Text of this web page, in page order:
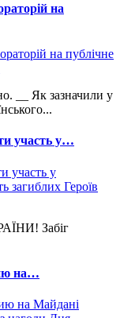
на
__ Як зазначили у
участь у…
Забіг
на…